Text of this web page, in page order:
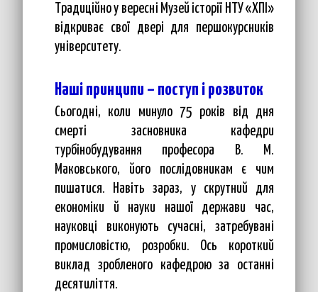
Традиційно у вересні Музей історії НТУ «ХПІ»
відкриває свої двері для першокурсників
університету.
Наші принципи – поступ і розвиток
Сьогодні, коли минуло 75 років від дня
смерті засновника кафедри
турбінобудування професора В. М.
Маковського, його послідовникам є чим
пишатися. Навіть зараз, у скрутний для
економіки й науки нашої держави час,
науковці виконують сучасні, затребувані
промисловістю, розробки. Ось короткий
виклад зробленого кафедрою за останні
десятиліття.